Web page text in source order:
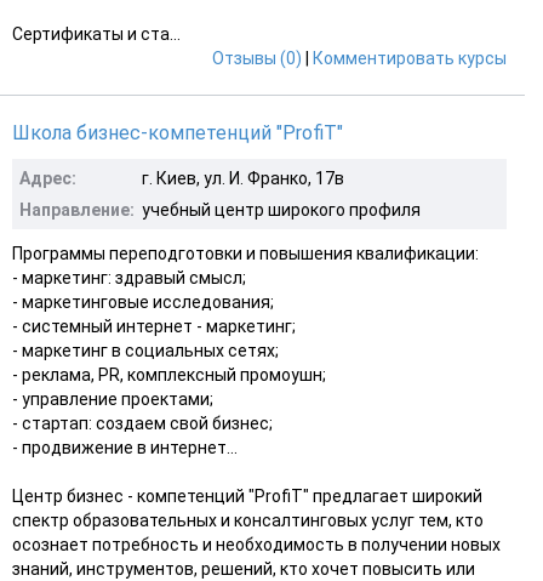
Сертификаты и ста...
Отзывы (0)
Комментировать курсы
Школа бизнес-компетенций "ProfiT"
Адрес:
г. Киев, ул. И. Франко, 17в
Направление: учебный центр широкого профиля
Программы переподготовки и повышения квалификации:
- маркетинг: здравый смысл;
- маркетинговые исследования;
- системный интернет - маркетинг;
- маркетинг в социальных сетях;
- реклама, PR, комплексный промоушн;
- управление проектами;
- стартап: создаем свой бизнес;
- продвижение в интернет...
Центр бизнес - компетенций "ProfiT" предлагает широкий
спектр образовательных и консалтинговых услуг тем, кто
осознает потребность и необходимость в получении новых
знаний, инструментов, решений, кто хочет повысить или